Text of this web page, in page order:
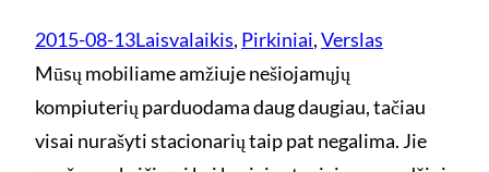
2015-08-13Laisvalaikis, Pirkiniai, Verslas
Mūsų mobiliame amžiuje nešiojamųjų
kompiuterių parduodama daug daugiau, tačiau
visai nurašyti stacionarių taip pat negalima. Jie